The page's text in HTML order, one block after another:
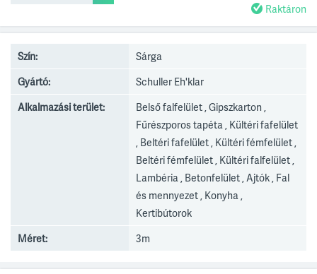
Raktáron
Szín:
Sárga
Gyártó:
Schuller Eh'klar
Alkalmazási terület:
Belső falfelület , Gipszkarton ,
Fűrészporos tapéta , Kültéri fafelület
, Beltéri fafelület , Kültéri fémfelület ,
Beltéri fémfelület , Kültéri falfelület ,
Lambéria , Betonfelület , Ajtók , Fal
és mennyezet , Konyha ,
Kertibútorok
Méret:
3m